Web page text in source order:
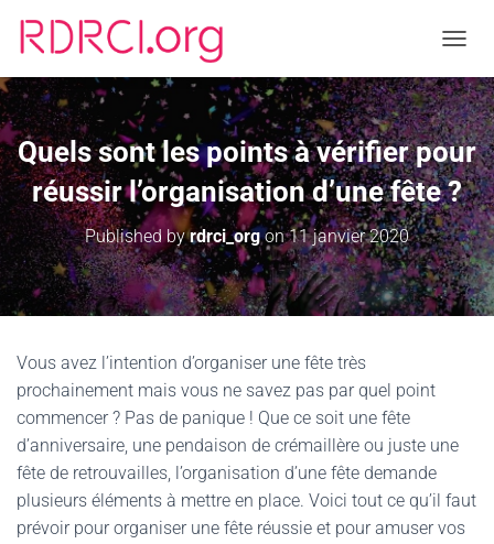
Quels sont les points à vérifier pour
réussir l’organisation d’une fête ?
Published byrdrci_orgon11 janvier 2020
Vous avez l’intention d’organiser une fête très
prochainement mais vous ne savez pas par quel point
commencer ? Pas de panique ! Que ce soit une fête
d’anniversaire, une pendaison de crémaillère ou juste une
fête de retrouvailles, l’organisation d’une fête demande
plusieurs éléments à mettre en place. Voici tout ce qu’il faut
prévoir pour organiser une fête réussie et pour amuser vos